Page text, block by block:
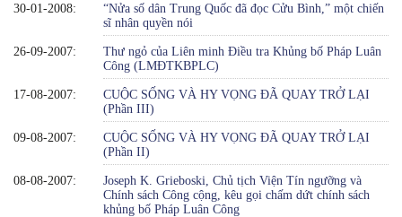
30-01-2008:
“Nửa số dân Trung Quốc đã đọc Cửu Bình,” một chiến
sĩ nhân quyền nói
26-09-2007:
Thư ngỏ của Liên minh Điều tra Khủng bố Pháp Luân
Công (LMĐTKBPLC)
17-08-2007:
CUỘC SỐNG VÀ HY VỌNG ĐÃ QUAY TRỞ LẠI
(Phần III)
09-08-2007:
CUỘC SỐNG VÀ HY VỌNG ĐÃ QUAY TRỞ LẠI
(Phần II)
08-08-2007:
Joseph K. Grieboski, Chủ tịch Viện Tín ngưỡng và
Chính sách Công cộng, kêu gọi chấm dứt chính sách
khủng bố Pháp Luân Công